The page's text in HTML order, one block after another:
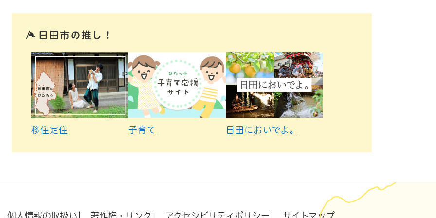
日田市の推し！
移住定住 子育て 日田においでよ。
個人情報の取扱い 著作権・リンク アクセシビリティポリシー サイトマップ